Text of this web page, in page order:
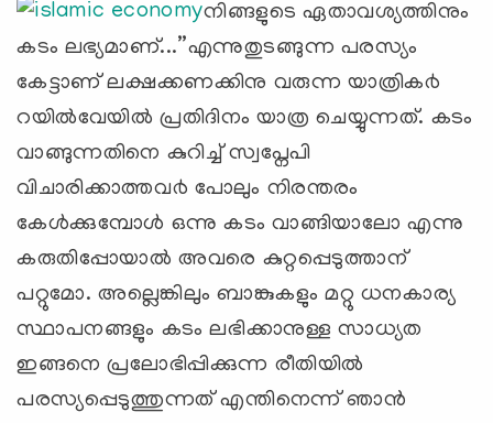
നിങ്ങളുടെ ഏതാവശ്യത്തിനും
കടം ലഭ്യമാണ്...”എന്നുതുടങ്ങുന്ന പരസ്യം
കേട്ടാണ് ലക്ഷക്കണക്കിനു വരുന്ന യാത്രിക൪
റയില്‍വേയില്‍ പ്രതിദിനം യാത്ര ചെയ്യുന്നത്. കടം
വാങ്ങുന്നതിനെ കുറിച്ച് സ്വപ്നേപി
വിചാരിക്കാത്തവ൪ പോലും നിരന്തരം
കേള്‍ക്കുമ്പോള്‍ ഒന്നു കടം വാങ്ങിയാലോ എന്നു
കരുതിപ്പോയാല്‍ അവരെ കുറ്റപ്പെടുത്താന്
പറ്റുമോ. അല്ലെങ്കിലും ബാങ്കുകളും മറ്റു ധനകാര്യ
സ്ഥാപനങ്ങളും കടം ലഭിക്കാനുള്ള സാധ്യത
ഇങ്ങനെ പ്രലോഭിപ്പിക്കുന്ന രീതിയില്‍
പരസ്യപ്പെടുത്തുന്നത് എന്തിനെന്ന് ഞാന്‍